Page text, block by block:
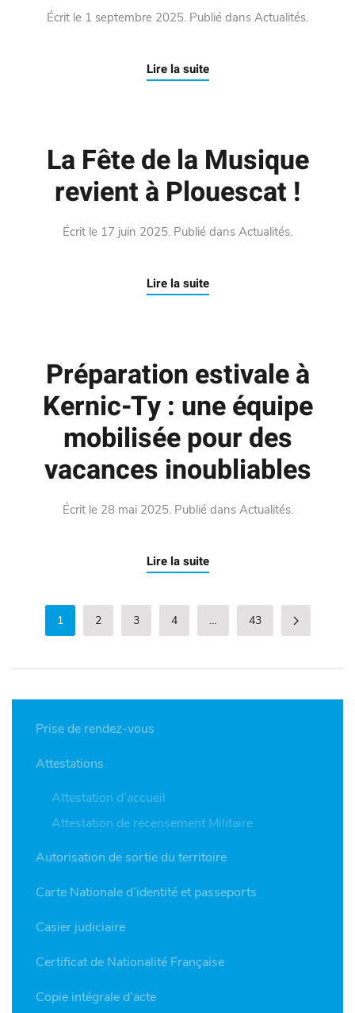
Écrit le 1 septembre 2025. Publié dans Actualités.
Lire la suite
La Fête de la Musique
revient à Plouescat !
Écrit le 17 juin 2025. Publié dans Actualités.
Lire la suite
Préparation estivale à
Kernic-Ty : une équipe
mobilisée pour des
vacances inoubliables
Écrit le 28 mai 2025. Publié dans Actualités.
Lire la suite
1 2 3 4 … 43
Prise de rendez-vous
Attestations
Attestation d’accueil
Attestation de recensement Militaire
Autorisation de sortie du territoire
Carte Nationale d’identité et passeports
Casier judiciaire
Certificat de Nationalité Française
Copie intégrale d’acte